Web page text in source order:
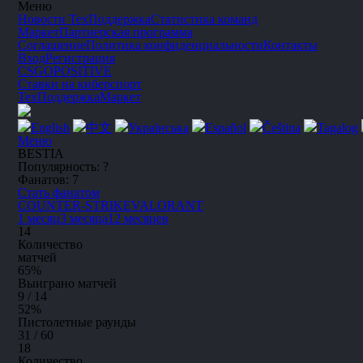
Меню
Новости ТехПоддержкаСтатистика команд
МаркетПартнерская программа
СоглашениеПолитика конфиденциальностиКонтакты
ВходРегистрация
CSGOPOSITIVE
Ставки на киберспорт
ТехПоддержкаМаркет
English 中文 Українська Español Čeština Tagalog
Меню
BESTIA
Популярность: ?
Фанатов: 7
Стать фанатом
COUNTER-STRIKEVALORANT
1 месяц3 месяца12 месяцев
14
Количество
матчей
65%
Выиграно матчей
9 / 14
52%
Пистолетные раунды
31 / 60
18